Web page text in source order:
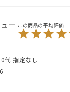
代 指定なし